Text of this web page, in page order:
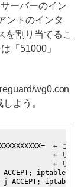
ーバーのイン
ントのインタ
を割り当てるこ
「51000」
wg0.con
よう。
← ここ
インターフ
ーが待ち受
iptables -t
ACCEPT; iptables -t